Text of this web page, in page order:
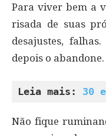
Para viver bem a
risada de suas
desajustes,
depois o abandone.
Leia mais: 30
Não fique